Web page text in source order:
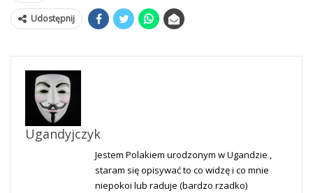
Udostępnij
Ugandyjczyk
Jestem Polakiem urodzonym w Ugandzie ,
staram się opisywać to co widzę i co mnie
niepokoi lub raduje (bardzo rzadko)